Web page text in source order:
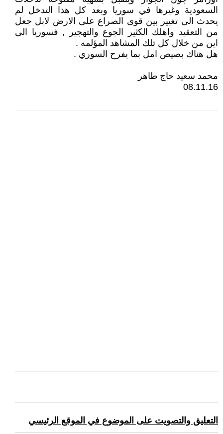
السعودية وغيرها في سوريا وبعد كل هذا التدخل لم
يحدث الى تغيير بين قوى الصراع على الارض لابل جعل
من التعقيد واهلك الكثير الجوع والتهجير , فسوريا الى
اين من خلال كل تلك المشاهد المؤلمه .
هل هناك بصيص امل بما يفرح السوري .
محمد سعيد حاج طاهر
08.11.16
التعليق والتصويت على الموضوع في الموقع الرئيسي